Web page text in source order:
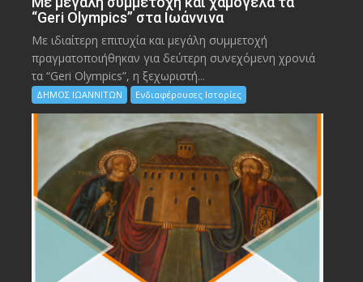
“Geri Olympics” στα Ιωάννινα
Με ιδιαίτερη επιτυχία και μεγάλη συμμετοχή
πραγματοποιήθηκαν για δεύτερη συνεχόμενη χρονιά
τα “Geri Olympics”, η ξεχωριστή...
ΔΗΜΟΣ ΙΩΑΝΝΙΤΩΝ Ενδιαφέρουσες Ιστορίες